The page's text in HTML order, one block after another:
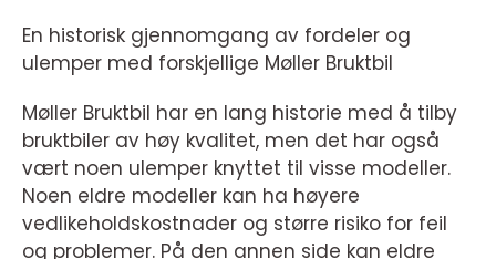
En historisk gjennomgang av fordeler og
ulemper med forskjellige Møller Bruktbil
Møller Bruktbil har en lang historie med å tilby
bruktbiler av høy kvalitet, men det har også
vært noen ulemper knyttet til visse modeller.
Noen eldre modeller kan ha høyere
vedlikeholdskostnader og større risiko for feil
og problemer. På den annen side kan eldre